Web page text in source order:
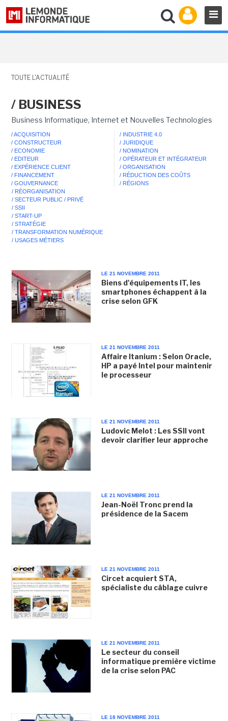
TOUTE L'ACTUALITÉ
/ BUSINESS
Business Informatique, Internet et Nouvelles Technologies
/ ACQUISITION
/ CONSTRUCTEUR
/ ECONOMIE
/ EDITEUR
/ EXPÉRIENCE CLIENT
/ FINANCEMENT
/ GOUVERNANCE
/ INDUSTRIE 4.0
/ JURIDIQUE
/ NOMINATION
/ OPÉRATEUR ET INTÉGRATEUR
/ ORGANISATION
/ RÉDUCTION DES COÛTS
/ RÉGIONS
/ RÉORGANISATION
/ SECTEUR PUBLIC / PRIVÉ
/ SSII
/ START-UP
/ STRATÉGIE
/ TRANSFORMATION NUMÉRIQUE
/ USAGES MÉTIERS
LE 21 NOVEMBRE 2011
Biens d'équipements IT, les
smartphones échappent à la
crise selon GFK
LE 21 NOVEMBRE 2011
Affaire Itanium : Selon Oracle,
HP a payé Intel pour maintenir
le processeur
LE 21 NOVEMBRE 2011
Ludovic Melot : Les SSII vont
devoir clarifier leur approche
LE 21 NOVEMBRE 2011
Jean-Noël Tronc prend la
présidence de la Sacem
LE 21 NOVEMBRE 2011
Circet acquiert STA,
spécialiste du câblage cuivre
LE 21 NOVEMBRE 2011
Le secteur du conseil
informatique première victime
de la crise selon PAC
LE 18 NOVEMBRE 2011